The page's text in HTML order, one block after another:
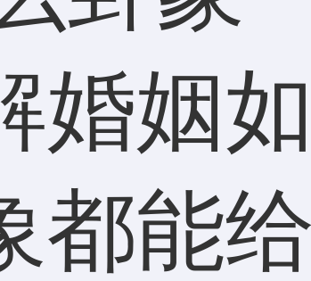
婚姻
都能